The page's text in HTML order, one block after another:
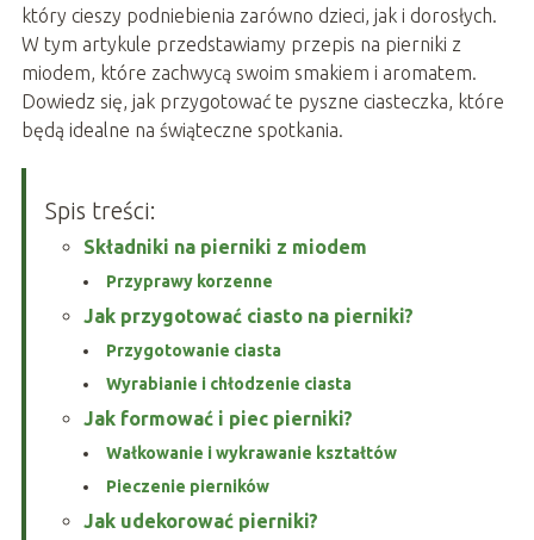
który cieszy podniebienia zarówno dzieci, jak i dorosłych.
W tym artykule przedstawiamy przepis na pierniki z
miodem, które zachwycą swoim smakiem i aromatem.
Dowiedz się, jak przygotować te pyszne ciasteczka, które
będą idealne na świąteczne spotkania.
Spis treści:
Składniki na pierniki z miodem
Przyprawy korzenne
Jak przygotować ciasto na pierniki?
Przygotowanie ciasta
Wyrabianie i chłodzenie ciasta
Jak formować i piec pierniki?
Wałkowanie i wykrawanie kształtów
Pieczenie pierników
Jak udekorować pierniki?